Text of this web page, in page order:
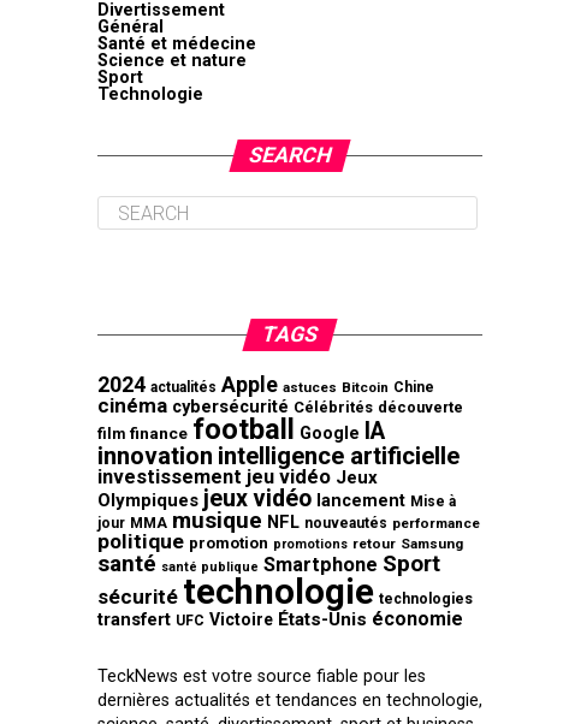
Divertissement
Général
Santé et médecine
Science et nature
Sport
Technologie
SEARCH
TAGS
2024 actualités Apple astuces Bitcoin Chine
cinéma cybersécurité Célébrités découverte
film finance football Google IA
innovation intelligence artificielle
investissement jeu vidéo Jeux
Olympiques jeux vidéo lancement Mise à
jour MMA musique NFL nouveautés performance
politique promotion promotions retour Samsung
santé santé publique Smartphone Sport
sécurité technologie technologies
transfert UFC Victoire États-Unis économie
TeckNews est votre source fiable pour les
dernières actualités et tendances en technologie,